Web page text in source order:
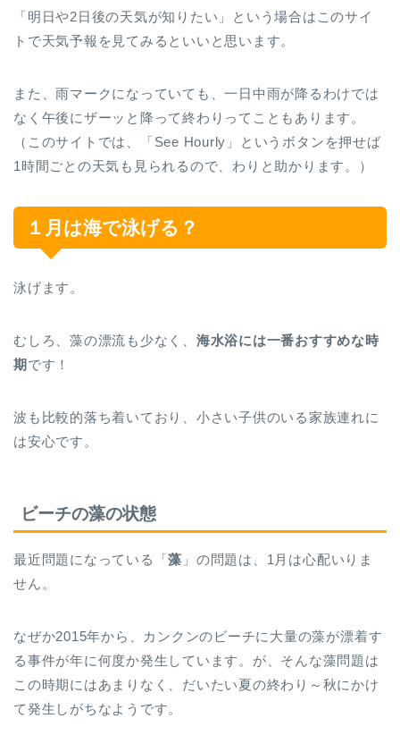
「明日や2日後の天気が知りたい」という場合はこのサイ
トで天気予報を見てみるといいと思います。
また、雨マークになっていても、一日中雨が降るわけでは
なく午後にザーッと降って終わりってこともあります。
（このサイトでは、「See Hourly」というボタンを押せば
1時間ごとの天気も見られるので、わりと助かります。）
１月は海で泳げる？
泳げます。
むしろ、藻の漂流も少なく、 海水浴には一番おすすめな時
期 です！
波も比較的落ち着いており、小さい子供のいる家族連れに
は安心です。
ビーチの藻の状態
最近問題になっている「藻 」の問題は、1月は心配いりま
せん。
なぜか2015年から、カンクンのビーチに大量の藻が漂着す
る事件が年に何度か発生しています。が、そんな藻問題は
この時期にはあまりなく、だいたい夏の終わり～秋にかけ
て発生しがちなようです。